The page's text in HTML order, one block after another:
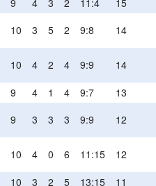
9 4 3 2 11:4
15
10 3 5 2 9:8 14
10 4 2 4 9:9
14
9 4 1 4 9:7
13
9 3 3 3 9:9 12
10 4 0 6 11:15
12
10 3 2 5 13:15 11